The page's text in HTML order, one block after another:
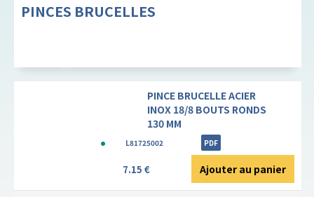
PINCES BRUCELLES
PINCE BRUCELLE ACIER
INOX 18/8 BOUTS RONDS
130 MM
L81725002 PDF
7.15 € Ajouter au panier